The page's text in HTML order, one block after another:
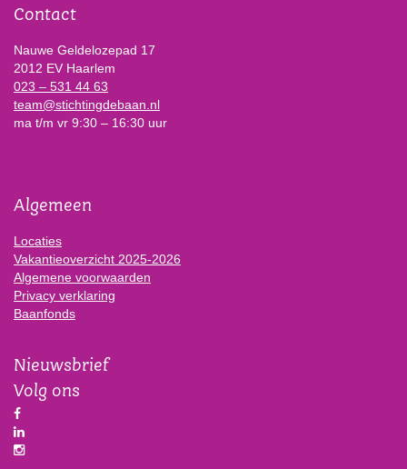
Contact
Nauwe Geldelozepad 17
2012 EV Haarlem
023 – 531 44 63
team@stichtingdebaan.nl
ma t/m vr 9:30 – 16:30 uur
Algemeen
Locaties
Vakantieoverzicht 2025-2026
Algemene voorwaarden
Privacy verklaring
Baanfonds
Nieuwsbrief
Volg ons